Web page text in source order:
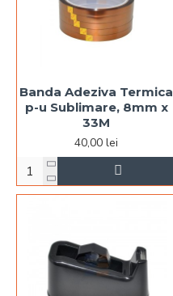
Banda Adeziva Termica
p-u Sublimare, 8mm x
33M
40,00 lei